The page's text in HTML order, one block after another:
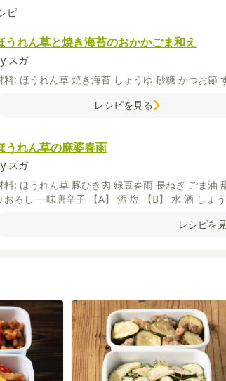
ピ
うれん草と焼き海苔のおかかごま和え
スガ
料: ほうれん草 焼き海苔 しょうゆ 砂糖 かつお節
レシピを見る
うれん草の麻婆春雨
スガ
料: ほうれん草 豚ひき肉 緑豆春雨 長ねぎ ごま油
おろし 一味唐辛子 【A】 酒 塩 【B】 水 酒 しょ
レシピを